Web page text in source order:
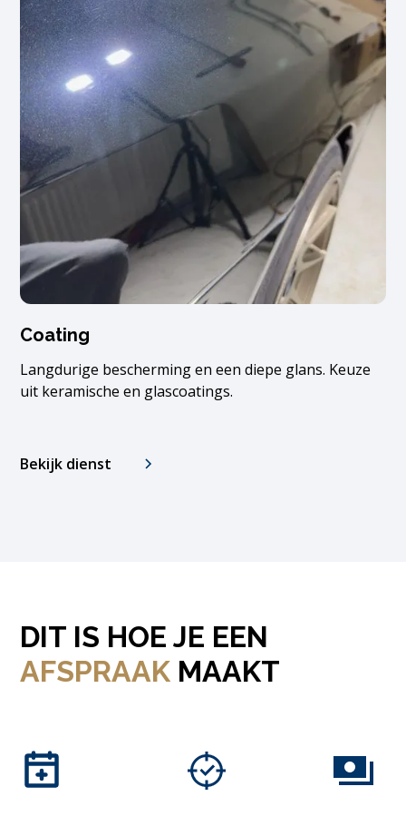
Coating
Langdurige bescherming en een diepe glans. Keuze
uit keramische en glascoatings.
Bekijk dienst
DIT IS HOE JE EEN
AFSPRAAK MAAKT